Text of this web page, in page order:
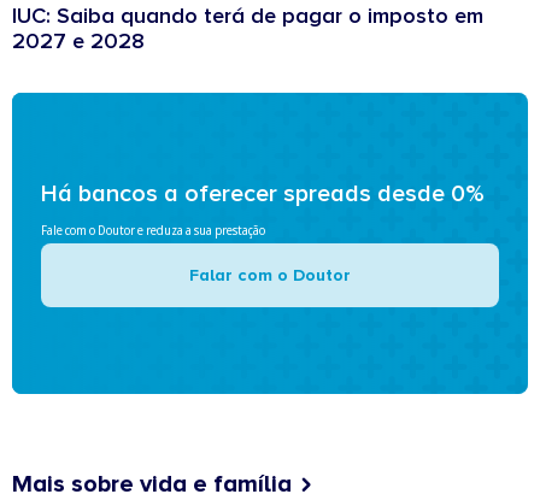
IUC: Saiba quando terá de pagar o imposto em
2027 e 2028
Há bancos a oferecer spreads desde 0%
Fale com o Doutor e reduza a sua prestação
Falar com o Doutor
Mais sobre vida e família